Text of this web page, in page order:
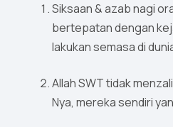
Siksaan & azab nagi
bertepatan dengan
lakukan semasa di
Allah SWT tidak
Nya, mereka sendiri